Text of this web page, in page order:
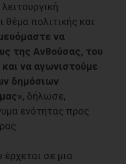
πολιτικής και
να
της Ανθούσας, του
να αγωνιστούμε
δημόσιων
, δήλωσε,
ενότητας προς
σε μια